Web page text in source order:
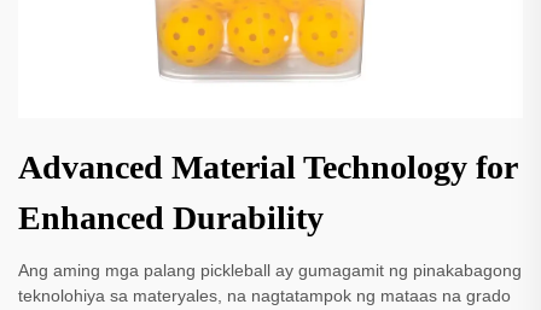
Advanced Material Technology for
Enhanced Durability
Ang aming mga palang pickleball ay gumagamit ng pinakabagong
teknolohiya sa materyales, na nagtatampok ng mataas na grado